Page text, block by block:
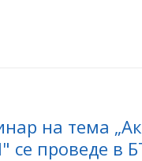
на тема
се проведе в